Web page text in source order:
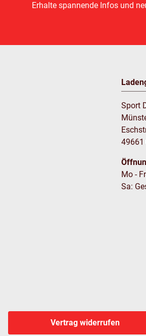
Erhalte spannende Infos und
Sport
49661
Mo -
Sa:
Vertrag widerrufen